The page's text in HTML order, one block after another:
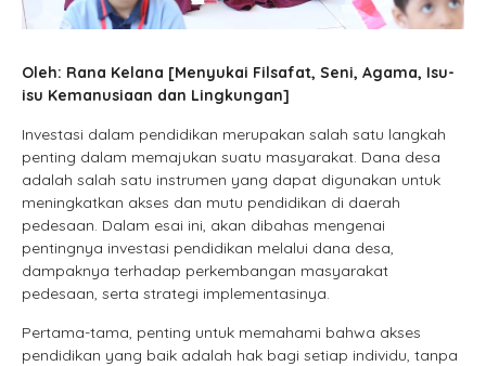
Oleh: Rana Kelana [Menyukai Filsafat, Seni, Agama, Isu-
isu Kemanusiaan dan Lingkungan]
Investasi dalam pendidikan merupakan salah satu langkah
penting dalam memajukan suatu masyarakat. Dana desa
adalah salah satu instrumen yang dapat digunakan untuk
meningkatkan akses dan mutu pendidikan di daerah
pedesaan. Dalam esai ini, akan dibahas mengenai
pentingnya investasi pendidikan melalui dana desa,
dampaknya terhadap perkembangan masyarakat
pedesaan, serta strategi implementasinya.
Pertama-tama, penting untuk memahami bahwa akses
pendidikan yang baik adalah hak bagi setiap individu, tanpa